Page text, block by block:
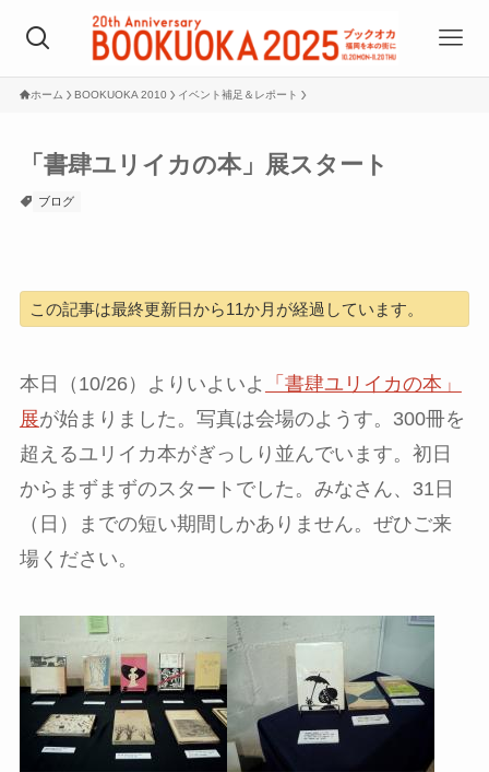
ホーム BOOKUOKA 2010 イベント補足＆レポート
「書肆ユリイカの本」展スタート
ブログ
この記事は最終更新日から11か月が経過しています。
本日（10/26）よりいよいよ
「書肆ユリイカの本」
展が始まりました。写真は会場のようす。300冊を
超えるユリイカ本がぎっしり並んでいます。初日
からまずまずのスタートでした。みなさん、31日
（日）までの短い期間しかありません。ぜひご来
場ください。